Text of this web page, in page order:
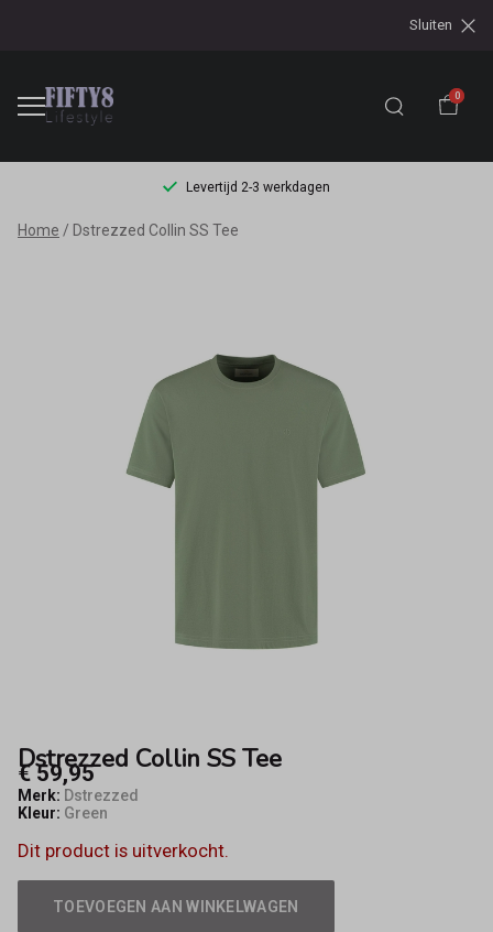
Sluiten
0
Levertijd 2-3 werkdagen
Dstrezzed
Home Dstrezzed Collin SS Tee
Dstrezzed Collin SS Tee
€ 59,95
Merk: Dstrezzed
Kleur: Green
Dit product is uitverkocht.
TOEVOEGEN AAN WINKELWAGEN